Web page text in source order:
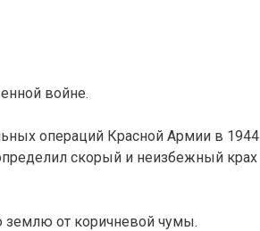
войне.
операций Красной Армии в 1944
скорый и неизбежный крах
от коричневой чумы.